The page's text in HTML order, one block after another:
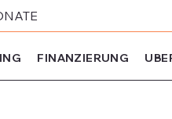
FINANZIERUNG